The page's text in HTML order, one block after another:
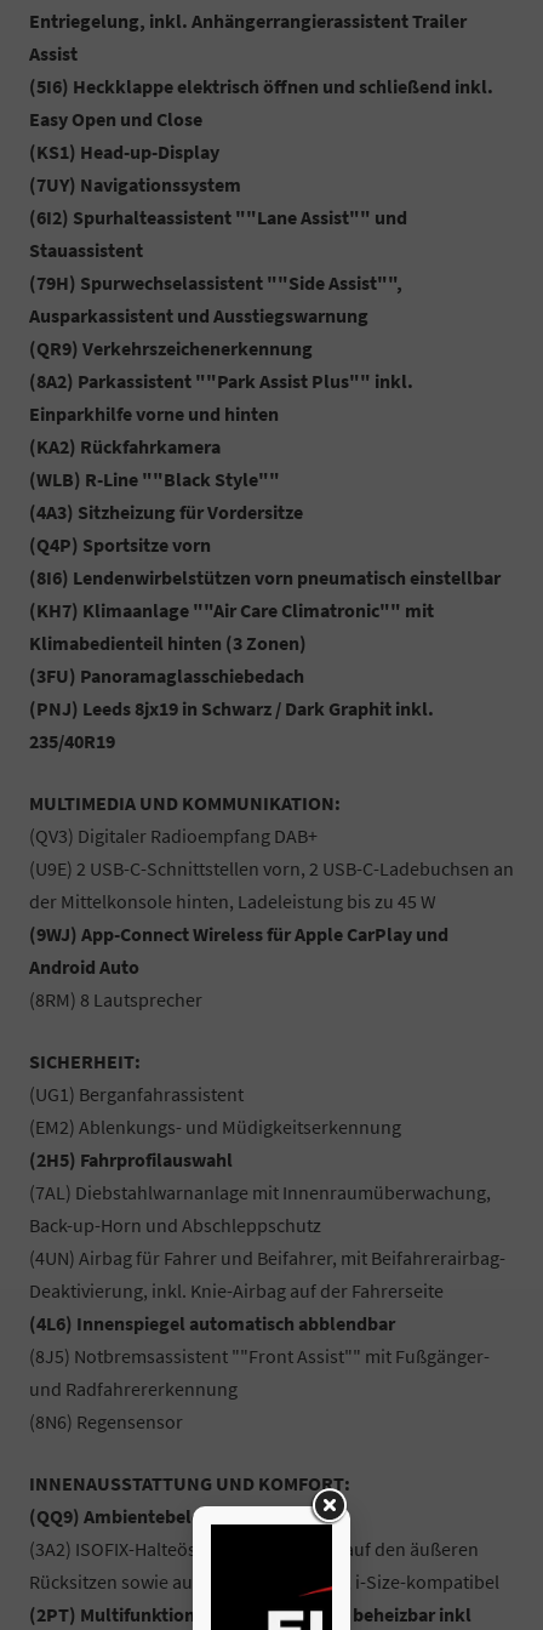
Entriegelung, inkl. Anhängerrangierassistent Trailer
Assist
(5I6) Heckklappe elektrisch öffnen und schließend inkl.
Easy Open und Close
(KS1) Head-up-Display
(7UY) Navigationssystem
(6I2) Spurhalteassistent ""Lane Assist"" und
Stauassistent
(79H) Spurwechselassistent ""Side Assist"",
Ausparkassistent und Ausstiegswarnung
(QR9) Verkehrszeichenerkennung
(8A2) Parkassistent ""Park Assist Plus"" inkl.
Einparkhilfe vorne und hinten
(KA2) Rückfahrkamera
(WLB) R-Line ""Black Style""
(4A3) Sitzheizung für Vordersitze
(Q4P) Sportsitze vorn
(8I6) Lendenwirbelstützen vorn pneumatisch einstellbar
(KH7) Klimaanlage ""Air Care Climatronic"" mit
Klimabedienteil hinten (3 Zonen)
(3FU) Panoramaglasschiebedach
(PNJ) Leeds 8jx19 in Schwarz / Dark Graphit inkl.
235/40R19
MULTIMEDIA UND KOMMUNIKATION:
(QV3) Digitaler Radioempfang DAB+
(U9E) 2 USB-C-Schnittstellen vorn, 2 USB-C-Ladebuchsen an
der Mittelkonsole hinten, Ladeleistung bis zu 45 W
(9WJ) App-Connect Wireless für Apple CarPlay und
Android Auto
(8RM) 8 Lautsprecher
SICHERHEIT:
(UG1) Berganfahrassistent
(EM2) Ablenkungs- und Müdigkeitserkennung
(2H5) Fahrprofilauswahl
(7AL) Diebstahlwarnanlage mit Innenraumüberwachung,
Back-up-Horn und Abschleppschutz
(4UN) Airbag für Fahrer und Beifahrer, mit Beifahrerairbag-
Deaktivierung, inkl. Knie-Airbag auf der Fahrerseite
(4L6) Innenspiegel automatisch abblendbar
(8J5) Notbremsassistent ""Front Assist"" mit Fußgänger-
und Radfahrererkennung
(8N6) Regensensor
INNENAUSSTATTUNG UND KOMFORT:
(QQ9) Ambientebeleuchtung
(3A2) ISOFIX-Halteösen für Kindersitze auf den äußeren
Rücksitzen sowie auf dem Beifahrersitz, i-Size-kompatibel
(2PT) Multifunktionsportlederlenkrad beheizbar inkl